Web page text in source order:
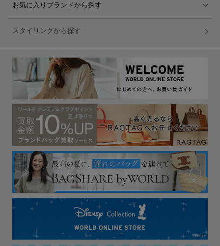
お気に入りブランドから探す
スタイリングから探す